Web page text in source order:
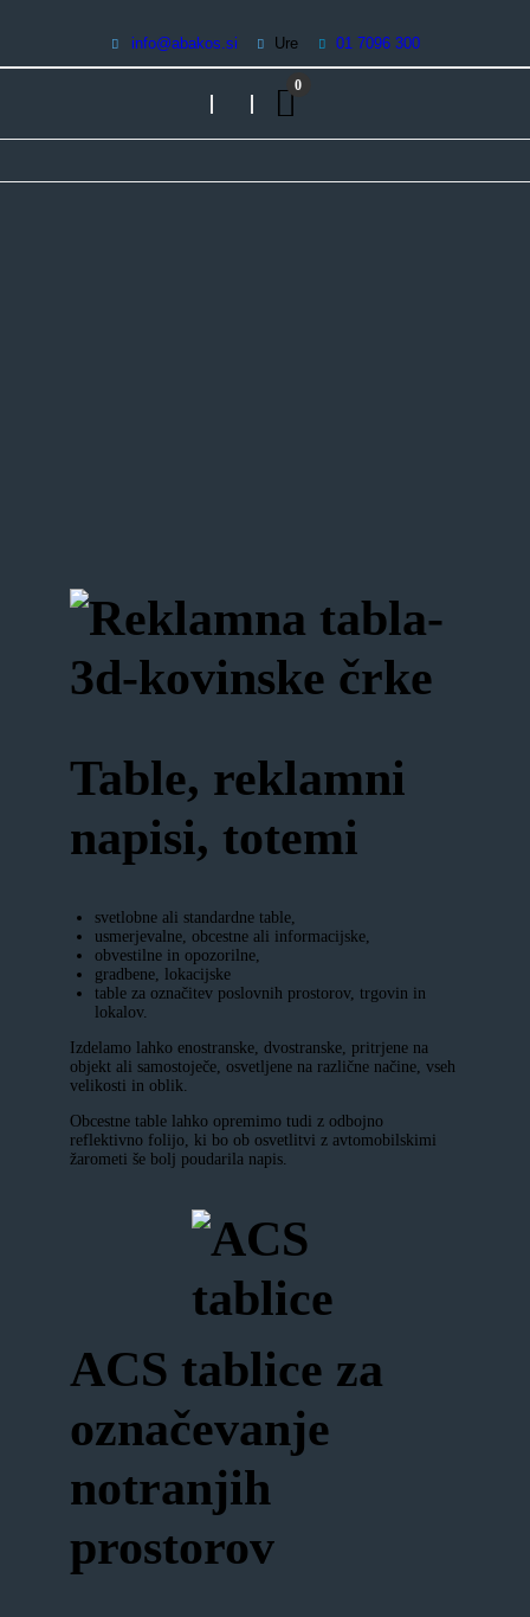
info@abakos.si Ure 01 7096 300
0
Abakos | digitalni tisk
Grafični studio
3D Nalepke
Kontakt | Povpraševanje
O podjetju
Table, reklamni
napisi, totemi
svetlobne ali standardne table,
usmerjevalne, obcestne ali informacijske,
obvestilne in opozorilne,
gradbene, lokacijske
table za označitev poslovnih prostorov, trgovin in
lokalov.
Izdelamo lahko enostranske, dvostranske, pritrjene na
objekt ali samostoječe, osvetljene na različne načine, vseh
velikosti in oblik.
Obcestne table lahko opremimo tudi z odbojno
reflektivno folijo, ki bo ob osvetlitvi z avtomobilskimi
žarometi še bolj poudarila napis.
ACS tablice za
označevanje
notranjih
prostorov